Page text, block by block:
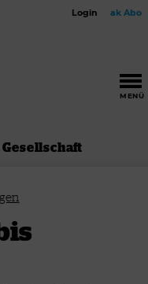
Login ak Abo
MENÜ
Gesellschaft